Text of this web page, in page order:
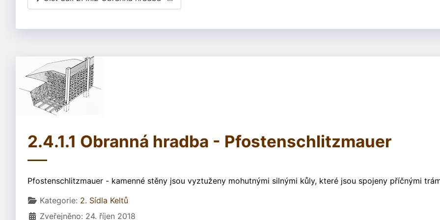
2.4.1.1 Obranná hradba - Pfostenschlitzmauer
Pfostenschlitzmauer - kamenné stěny jsou vyztuženy mohutnými silnými kůly, které jsou spojeny příčnými
Základní údaje
Kategorie: 2. Sídla Keltů
Zveřejněno: 24. říjen 2018